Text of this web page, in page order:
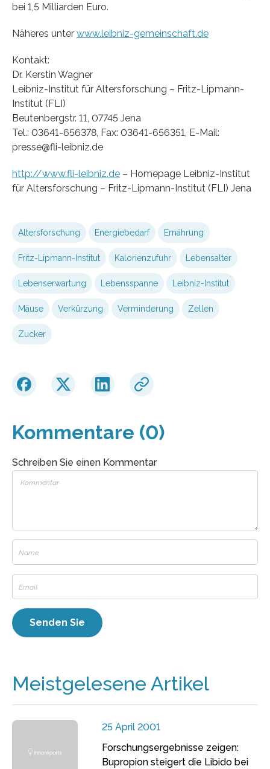
bei 1,5 Milliarden Euro.
Näheres unter www.leibniz-gemeinschaft.de
Kontakt:
Dr. Kerstin Wagner
Leibniz-Institut für Altersforschung – Fritz-Lipmann-
Institut (FLI)
Beutenbergstr. 11, 07745 Jena
Tel.: 03641-656378, Fax: 03641-656351, E-Mail:
presse@fli-leibniz.de
http://www.fli-leibniz.de – Homepage Leibniz-Institut
für Altersforschung – Fritz-Lipmann-Institut (FLI) Jena
Altersforschung Energiebedarf Ernährung
Fritz-Lipmann-Institut Kalorienzufuhr Lebensalter
Lebenserwartung Lebensspanne Leibniz-Institut
Mäuse Verkürzung Verminderung Zellen
Zucker
Kommentare (0)
Schreiben Sie einen Kommentar
Meistgelesene Artikel
25 April 2001
Forschungsergebnisse zeigen:
Bupropion steigert die Libido bei